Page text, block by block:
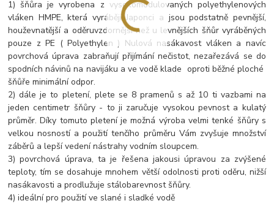
1) šňůra je vyrobena z vysokomodulovaných polyethylenových
vláken HMPE, která vyrábějí Japonci a jsou podstatně pevnější,
houževnatější a oděruvzdornější než u levnějších šňůr vyráběných
pouze z PE ( Polyethylen ) Nulová nasákavost vláken a navíc
povrchová úprava zabraňují přijímání nečistot, nezařezává se do
spodních návinů na navijáku a ve vodě klade oproti běžné ploché
šňůře minimální odpor.
2) dále je to pletení, plete se 8 pramenů s až 10 ti vazbami na
jeden centimetr šňůry - to ji zaručuje vysokou pevnost a kulatý
průměr. Díky tomuto pletení je možná výroba velmi tenké šňůry s
velkou nosností a použití tenčího průměru Vám zvyšuje množství
záběrů a lepší vedení nástrahy vodním sloupcem.
3) povrchová úprava, ta je řešena jakousi úpravou za zvýšené
teploty, tím se dosahuje mnohem větší odolnosti proti oděru, nižší
nasákavosti a prodlužuje stálobarevnost šňůry.
4) ideální pro použití ve slané i sladké vodě